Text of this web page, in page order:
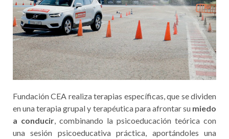
Fundación CEA realiza terapias específicas, que se dividen
en una terapia grupal y terapéutica para afrontar su miedo
a conducir, combinando la psicoeducación teórica con
una sesión psicoeducativa práctica, aportándoles una